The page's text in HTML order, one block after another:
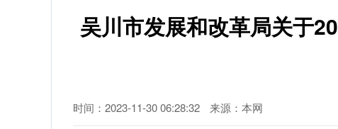
吴川市发展和改革局关于
时间：2023-11-30 06:28:32 来源：本网